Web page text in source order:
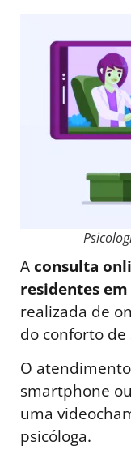
Aconsulta
residentes
realizada de
do conforto de
O
smartphone
uma
psicóloga.